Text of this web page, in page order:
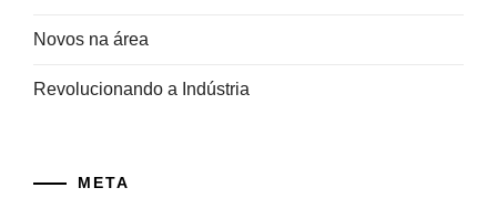
Novos na área
Revolucionando a Indústria
META